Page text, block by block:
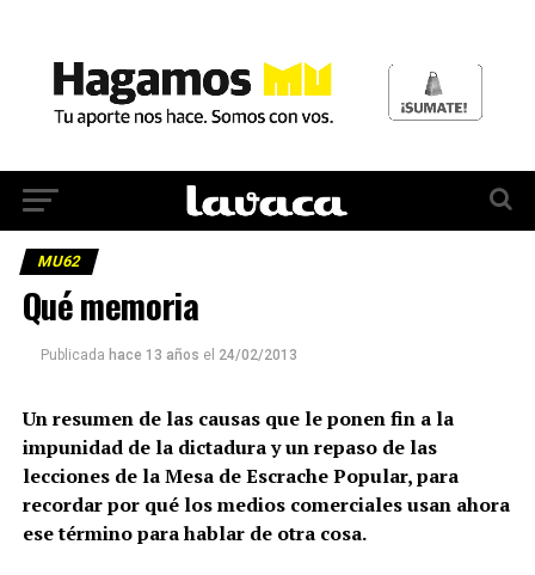
MU62
Qué memoria
Publicada hace 13 años el 24/02/2013
Un resumen de las causas que le ponen fin a la
impunidad de la dictadura y un repaso de las
lecciones de la Mesa de Escrache Popular, para
recordar por qué los medios comerciales usan ahora
ese término para hablar de otra cosa.